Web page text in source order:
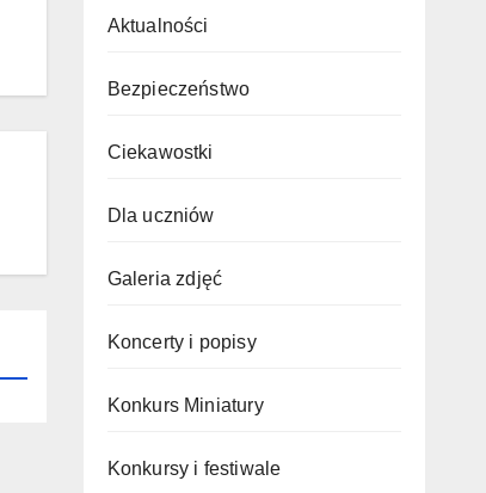
Aktualności
Bezpieczeństwo
Ciekawostki
Dla uczniów
Galeria zdjęć
Koncerty i popisy
Konkurs Miniatury
Konkursy i festiwale